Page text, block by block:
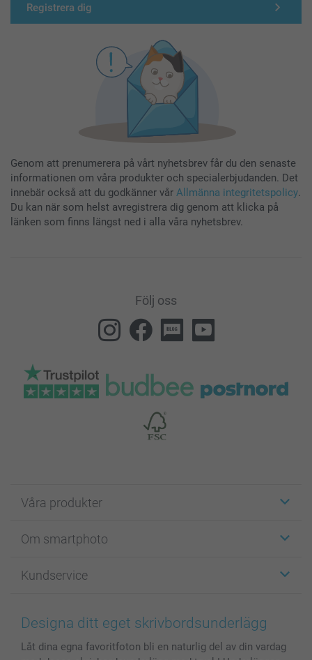
Registrera dig
Genom att prenumerera på vårt nyhetsbrev får du den senaste
informationen om våra produkter och specialerbjudanden. Det
innebär också att du godkänner vår Allmänna integritetspolicy.
Du kan när som helst avregistrera dig genom att klicka på
länken som finns längst ned i alla våra nyhetsbrev.
Följ oss
Våra produkter
Fotokort
Fotoböcker
Bilder, Fotoförstoring & Fotohäften
Skal till Mobil & Surfplatta
MyNameBook
Om smartphoto
För affiliates
Cookie Policy
Sitemap
Villkor och garantier
Kundservice
smartgaranti
smartbonus
Priser & betalning
Designa ditt eget skrivbordsunderlägg
Låt dina egna favoritfoton bli en naturlig del av din vardag